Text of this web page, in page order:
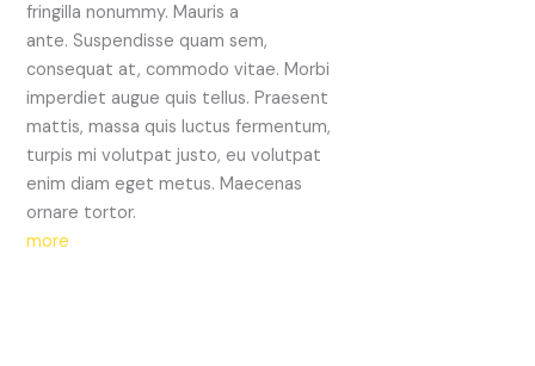
fringilla nonummy. Mauris a
ante. Suspendisse quam sem,
consequat at, commodo vitae. Morbi
imperdiet augue quis tellus. Praesent
mattis, massa quis luctus fermentum,
turpis mi volutpat justo, eu volutpat
enim diam eget metus. Maecenas
ornare tortor.
more